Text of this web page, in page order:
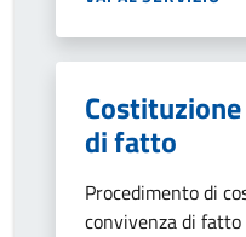
di fatto
Procedimento di
convivenza di fatto